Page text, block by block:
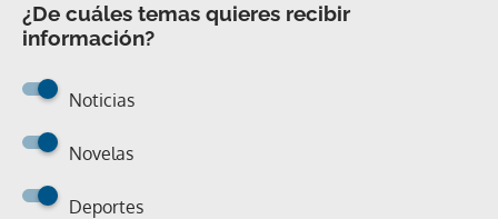
¿De cuáles temas quieres recibir
información?
Noticias
Novelas
Deportes